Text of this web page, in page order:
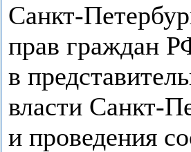
Санкт-
прав граждан
в
власти Санкт-
и проведения